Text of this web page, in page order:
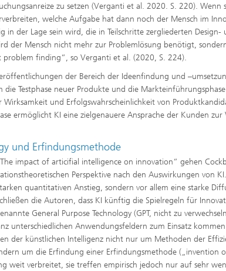
zu setzen (Verganti et al. 2020. S. 220). Wenn
welche Aufgabe hat dann noch der Mensch im
der Lage sein wird, die in Teilschritte zergliederten Design-
der Mensch nicht mehr zur Problemlösung benötigt,
finding“, so Verganti et al. (2020, S. 224).
der Bereich der Ideenfindung und
die Testphase neuer Produkte und die
Wirksamkeit und Erfolgswahrscheinlichkeit von
ermöglicht KI eine zielgenauere Ansprache der Kunden
und Erfindungsmethode
impact of articifial intelligence on innovation“ gehen
Perspektive nach den Auswirkungen von
quantitativen Anstieg, sondern vor allem eine starke
die Autoren, dass KI künftig die Spielregeln für
General Purpose Technology (GPT, nicht zu
unterschiedlichen Anwendungsfeldern zum Einsatz
der künstlichen Intelligenz nicht nur um Methoden der
um die Erfindung einer Erfindungsmethode („invention
weit verbreitet, sie treffen empirisch jedoch nur auf sehr